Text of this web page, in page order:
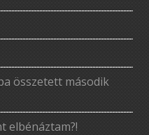
összetett második
elbénáztam?!